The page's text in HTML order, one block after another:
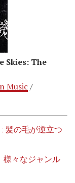
Skies: The
Music /
髪の毛が逆立つ
様々なジャンル